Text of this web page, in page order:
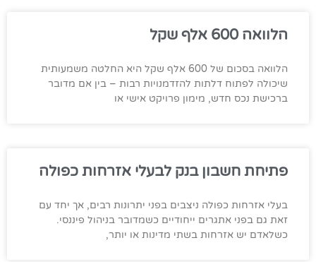
הלוואה 600 אלף שקל
הלוואה בסכום של 600 אלף שקל היא החלטה משמעותית
שיכולה לפתוח דלתות להזדמנויות רבות – בין אם מדובר
ברכישת נכס חדש, מימון פרויקט אישי או
פתיחת חשבון בנק לבעלי אזרחות כפולה
בעלי אזרחות כפולה ניצבים בפני יתרונות רבים, אך יחד עם
זאת גם בפני אתגרים ייחודיים כשמדובר בניהול פיננסי.
כשלאדם יש אזרחות בשתי מדינות או יותר,